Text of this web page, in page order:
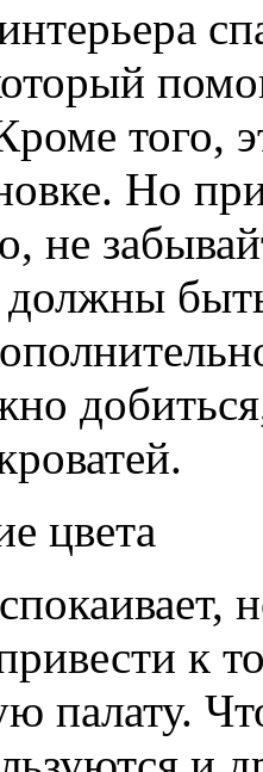
того,
Но
не
должны
цвета
к
палату.